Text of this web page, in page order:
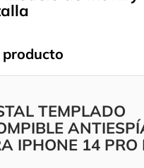
TEMPLADO
IPHONE 14 PRO